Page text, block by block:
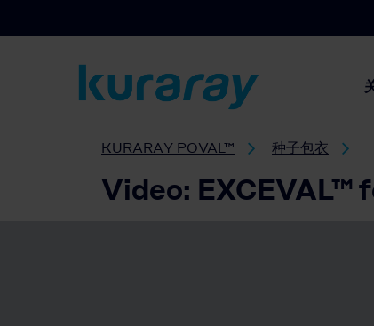
KURARAY POVAL™ 种子包衣
Video: EXCEVAL™